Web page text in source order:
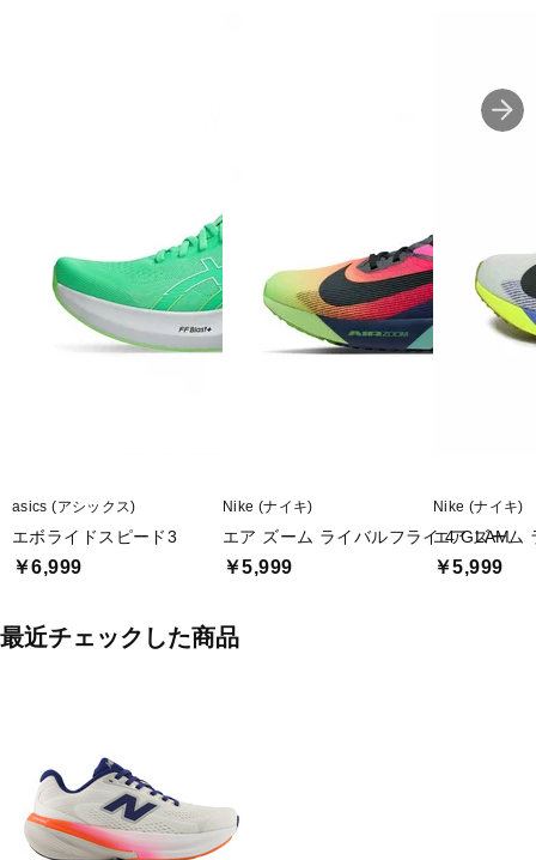
asics (アシックス)
エボライドスピード3
￥6,999
Nike (ナイキ)
エア ズーム ライバルフライ 4 GLAM
￥5,999
Nike (ナイキ)
エア ズーム
￥5,999
最近チェックした商品